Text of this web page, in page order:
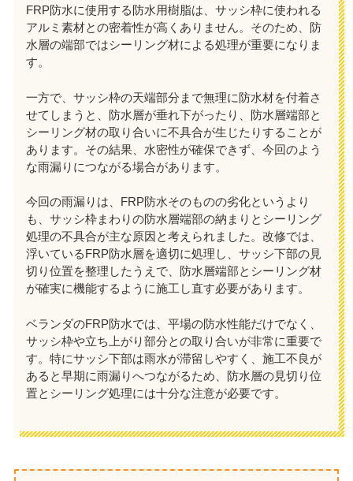
FRP防水に使用する防水用樹脂は、サッシ枠に使われる
アルミ素材との密着性が高くありません。そのため、防
水層の端部ではシーリング材による処理が重要になりま
す。
一方で、サッシ枠の天端部分まで無理に防水材を付着さ
せてしまうと、防水層が垂れ下がったり、防水層端部と
シーリング材の取り合いに不具合が生じたりすることが
あります。その結果、水密性が確保できず、今回のよう
な雨漏りにつながる場合があります。
今回の雨漏りは、FRP防水そのものの劣化というより
も、サッシ枠まわりの防水層端部の納まりとシーリング
処理の不具合が主な原因と考えられました。改修では、
浮いているFRP防水層を適切に処理し、サッシ下部の見
切り位置を整理したうえで、防水層端部とシーリング材
が確実に機能するように施工し直す必要があります。
ベランダのFRP防水では、平場の防水性能だけでなく、
サッシ枠や立ち上がり部分との取り合いが非常に重要で
す。特にサッシ下部は雨水が滞留しやすく、施工不良が
あると早期に雨漏りへつながるため、防水層の見切り位
置とシーリング処理には十分な注意が必要です。